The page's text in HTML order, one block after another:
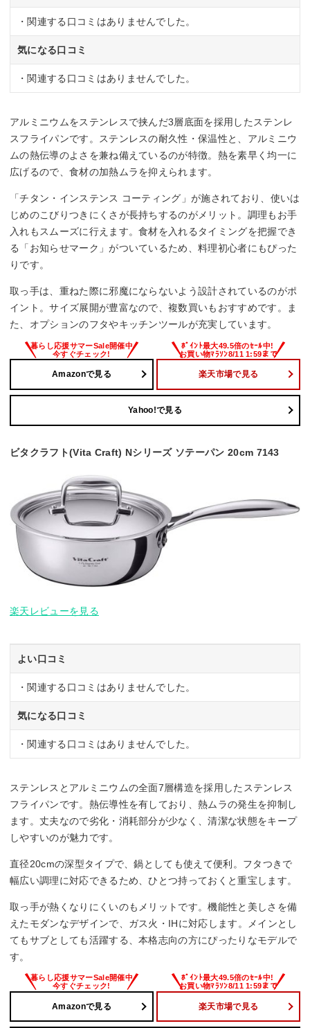
・関連する口コミはありませんでした。
気になる口コミ
・関連する口コミはありませんでした。
アルミニウムをステンレスで挟んだ3層底面を採用したステンレ
スフライパンです。ステンレスの耐久性・保温性と、アルミニウ
ムの熱伝導のよさを兼ね備えているのが特徴。熱を素早く均一に
広げるので、食材の加熱ムラを抑えられます。
「チタン・インステンス コーティング」が施されており、使いは
じめのこびりつきにくさが長持ちするのがメリット。調理もお手
入れもスムーズに行えます。食材を入れるタイミングを把握でき
る「お知らせマーク」がついているため、料理初心者にもぴった
りです。
取っ手は、重ねた際に邪魔にならないよう設計されているのがポ
イント。サイズ展開が豊富なので、複数買いもおすすめです。ま
た、オプションのフタやキッチンツールが充実しています。
Amazonで見る 楽天市場で見る
Yahoo!で見る
ビタクラフト(Vita Craft) Nシリーズ ソテーパン 20cm 7143
楽天レビューを見る
よい口コミ
・関連する口コミはありませんでした。
気になる口コミ
・関連する口コミはありませんでした。
ステンレスとアルミニウムの全面7層構造を採用したステンレス
フライパンです。熱伝導性を有しており、熱ムラの発生を抑制し
ます。丈夫なので劣化・消耗部分が少なく、清潔な状態をキープ
しやすいのが魅力です。
直径20cmの深型タイプで、鍋としても使えて便利。フタつきで
幅広い調理に対応できるため、ひとつ持っておくと重宝します。
取っ手が熱くなりにくいのもメリットです。機能性と美しさを備
えたモダンなデザインで、ガス火・IHに対応します。メインとし
てもサブとしても活躍する、本格志向の方にぴったりなモデルで
す。
Amazonで見る 楽天市場で見る